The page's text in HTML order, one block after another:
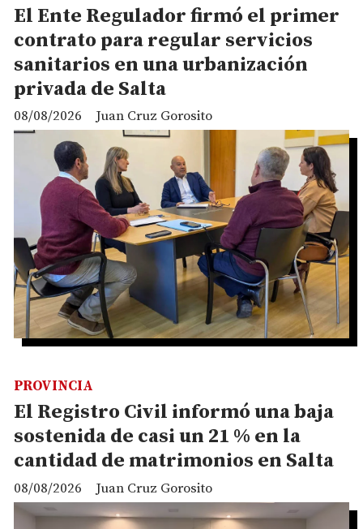
El Ente Regulador firmó el primer
contrato para regular servicios
sanitarios en una urbanización
privada de Salta
Juan Cruz Gorosito
08/08/2026
El Registro Civil informó una baja
sostenida de casi un 21 % en la
cantidad de matrimonios en Salta
Juan Cruz Gorosito
PROVINCIA
08/08/2026